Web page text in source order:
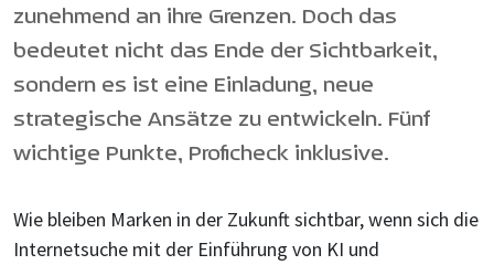
zunehmend an ihre Grenzen. Doch das
bedeutet nicht das Ende der Sichtbarkeit,
sondern es ist eine Einladung, neue
strategische Ansätze zu entwickeln. Fünf
wichtige Punkte, Proficheck inklusive.
Wie bleiben Marken in der Zukunft sichtbar, wenn sich die
Internetsuche mit der Einführung von KI und